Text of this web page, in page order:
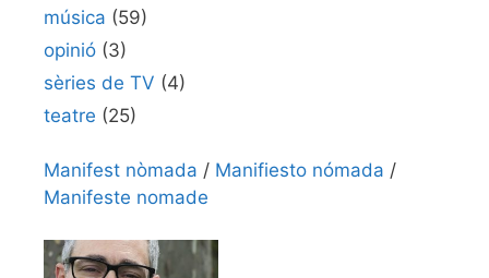
música (59)
opinió (3)
sèries de TV (4)
teatre (25)
Manifest nòmada / Manifiesto nómada /
Manifeste nomade